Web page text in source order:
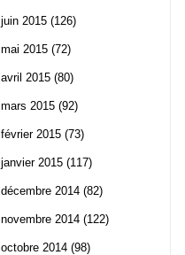
juin 2015 (126)
mai 2015 (72)
avril 2015 (80)
mars 2015 (92)
février 2015 (73)
janvier 2015 (117)
décembre 2014 (82)
novembre 2014 (122)
octobre 2014 (98)